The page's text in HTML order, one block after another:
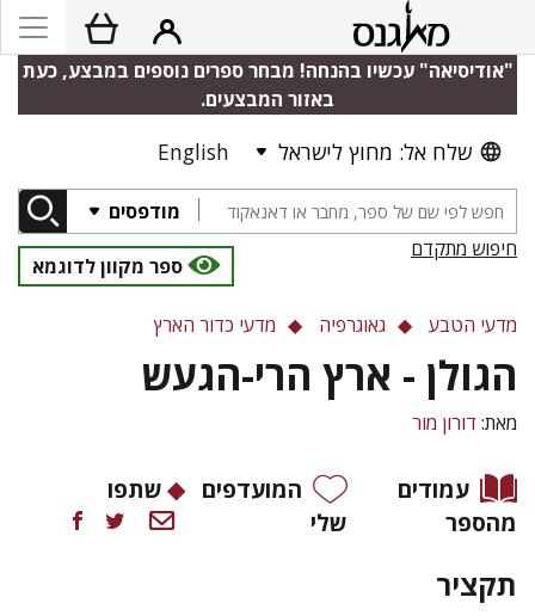
"אודיסיאה" עכשיו בהנחה! מבחר ספרים נוספים במבצע, כעת
באזור המבצעים.
שלח אל: מחוץ לישראל English
מודפסים
חיפוש מתקדם
ספר מקוון לדוגמא
מדעי הטבע גאוגרפיה מדעי כדור הארץ
הגולן - ארץ הרי-הגעש
מאת: דורון מור
עמודים
מהספר
המועדפים
שלי
שתפו
תקציר